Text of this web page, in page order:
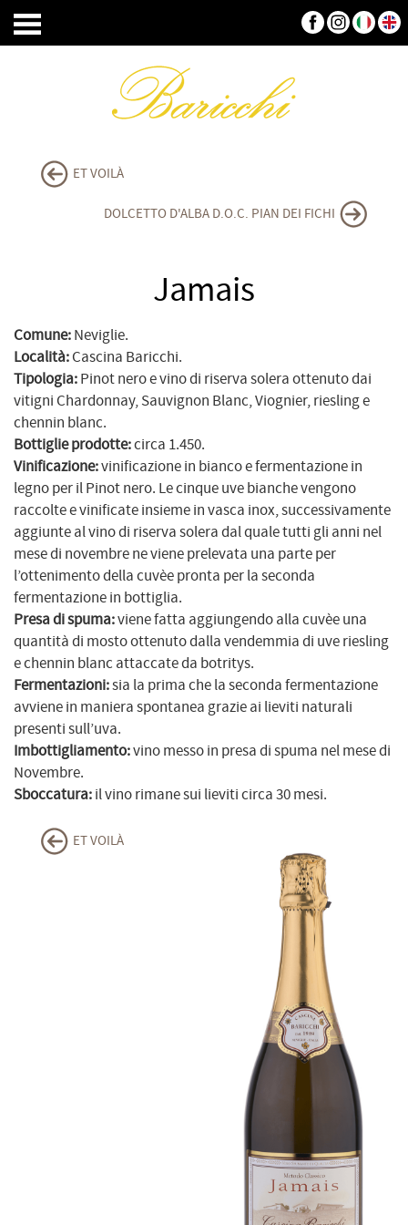
ET VOILÀ
DOLCETTO D'ALBA D.O.C. PIAN DEI FICHI
Jamais
Comune:Neviglie.
Località:Cascina Baricchi.
Tipologia:Pinot nero e vino di riserva solera ottenuto dai
vitigni Chardonnay, Sauvignon Blanc, Viognier, riesling e
chennin blanc.
Bottiglie prodotte:circa 1.450.
Vinificazione:vinificazione in bianco e fermentazione in
legno per il Pinot nero. Le cinque uve bianche vengono
raccolte e vinificate insieme in vasca inox, successivamente
aggiunte al vino di riserva solera dal quale tutti gli anni nel
mese di novembre ne viene prelevata una parte per
l’ottenimento della cuvèe pronta per la seconda
fermentazione in bottiglia.
Presa di spuma:viene fatta aggiungendo alla cuvèe una
quantità di mosto ottenuto dalla vendemmia di uve riesling
e chennin blanc attaccate da botritys.
Fermentazioni:sia la prima che la seconda fermentazione
avviene in maniera spontanea grazie ai lieviti naturali
presenti sull’uva.
Imbottigliamento:vino messo in presa di spuma nel mese di
Novembre.
Sboccatura:il vino rimane sui lieviti circa 30 mesi.
ET VOILÀ